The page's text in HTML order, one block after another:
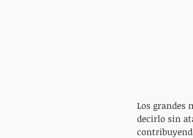
Los grandes
decirlo sin